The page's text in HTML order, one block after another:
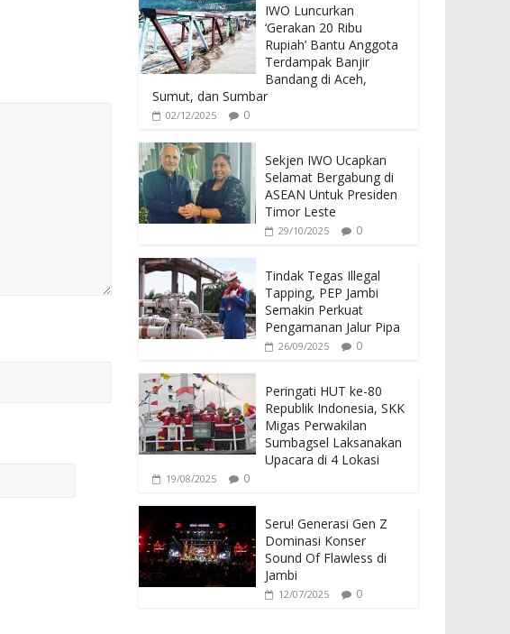
IWO Luncurkan
‘Gerakan 20 Ribu
Rupiah’ Bantu Anggota
Terdampak Banjir
Bandang di Aceh,
Sumut, dan Sumbar
02/12/2025 0
Sekjen IWO Ucapkan
Selamat Bergabung di
ASEAN Untuk Presiden
Timor Leste
29/10/2025 0
Tindak Tegas Illegal
Tapping, PEP Jambi
Semakin Perkuat
Pengamanan Jalur Pipa
26/09/2025 0
Peringati HUT ke-80
Republik Indonesia, SKK
Migas Perwakilan
Sumbagsel Laksanakan
Upacara di 4 Lokasi
19/08/2025 0
Seru! Generasi Gen Z
Dominasi Konser
Sound Of Flawless di
Jambi
12/07/2025 0